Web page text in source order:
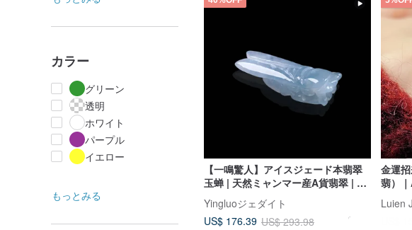
カラー
グリーン
透明
ホワイト
パープル
イエロー
もっとみる
【一鳴驚人】アイスジェード本翡翠
玉蝉 | 天然ミャンマー産A貨翡翠 | ギ
フト
Yingluoジェダイト
US$ 176.39 US$ 293.98
金運
翡）
ース
幅広
Luien